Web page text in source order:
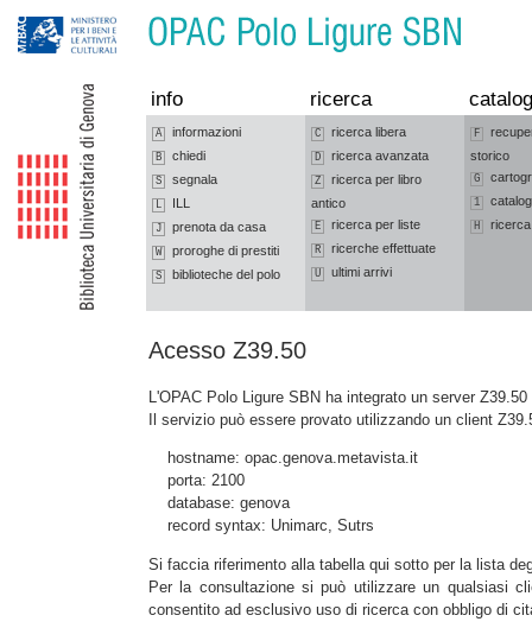
info ricerca
A informazioni
B chiedi
S segnala
L ILL
J prenota da casa
W proroghe di prestiti
S biblioteche del polo
C ricerca libera
D ricerca avanzata
Z
ricerca per libro
antico
E ricerca per liste
R ricerche effettuate
U ultimi arrivi
F
storico
G
1
H ricerca
Acesso Z39.50
L'OPAC Polo Ligure SBN ha integrato un server
Il servizio può essere provato utilizzando un client
hostname: opac.genova.metavista.it
porta: 2100
database: genova
record syntax: Unimarc, Sutrs
Si faccia riferimento alla tabella qui sotto per la lista
Per la consultazione si può utilizzare un qualsiasi
consentito ad esclusivo uso di ricerca con obbligo di